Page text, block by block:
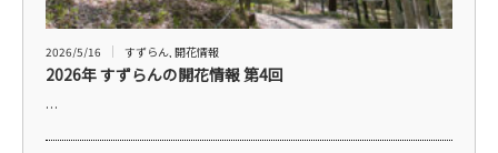
2026/5/16 すずらん 開花情報
2026年 すずらんの開花情報 第4回
…